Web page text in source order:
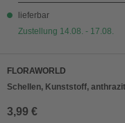
lieferbar
Zustellung 14.08. - 17.08.
FLORAWORLD
Schellen, Kunststoff, anthrazit
3,99 €